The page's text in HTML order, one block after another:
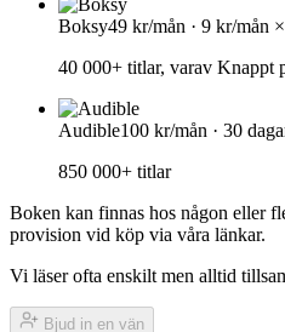
Boksy49 kr/mån · 9 kr/mån
40 000+ titlar, varav Knappt
Audible100 kr/mån · 30
850 000+ titlar
Boken kan finnas hos någon eller
provision vid köp via våra länkar.
Vi läser ofta enskilt men alltid
Bjud in en vän